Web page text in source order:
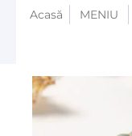
Acasă MENIU